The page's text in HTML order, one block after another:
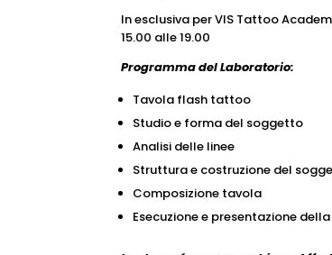
In esclusiva per VIS Tattoo
15.00 alle 19.00
Programma del Laboratorio:
Tavola flash tattoo
Studio e forma del soggetto
Analisi delle linee
Struttura e costruzione del
Composizione tavola
Esecuzione e presentazione